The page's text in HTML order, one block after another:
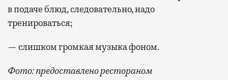
в подаче блюд, следовательно, надо
тренироваться;
— слишком громкая музыка фоном.
Фото: предоставлено рестораном